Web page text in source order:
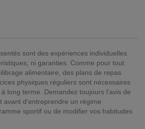
sont des expériences individuelles
ni garanties. Comme pour tout
alimentaire, des plans de repas
physiques réguliers sont nécessaires
long terme. Demandez toujours l'avis de
avant d'entreprendre un régime
sportif ou de modifier vos habitudes